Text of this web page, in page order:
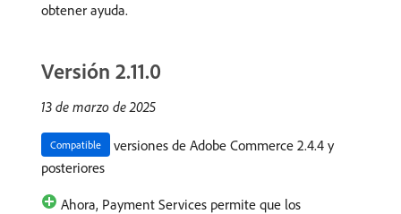
obtener ayuda.
Versión 2.11.0
13 de marzo de 2025
Compatible
versiones de Adobe Commerce 2.4.4 y
posteriores
Ahora, Payment Services permite que los